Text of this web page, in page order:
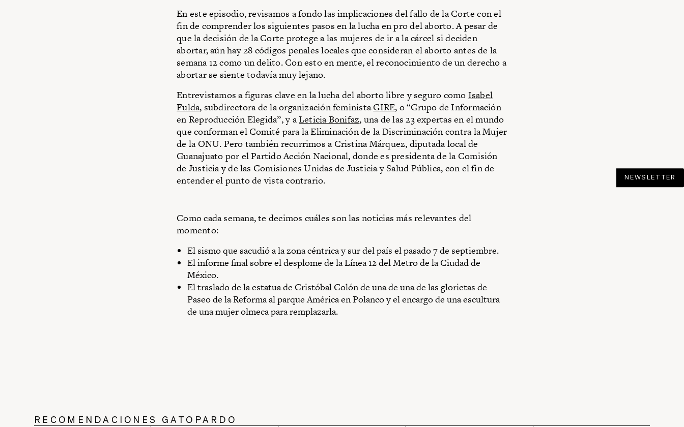
En este episodio, revisamos a fondo las implicaciones del fallo de la Corte con el
fin de comprender los siguientes pasos en la lucha en pro del aborto. A pesar de
que la decisión de la Corte protege a las mujeres de ir a la cárcel si deciden
abortar, aún hay 28 códigos penales locales que consideran el aborto antes de la
semana 12 como un delito. Con esto en mente, el reconocimiento de un derecho a
abortar se siente todavía muy lejano.
Entrevistamos a figuras clave en la lucha del aborto libre y seguro como Isabel
Fulda, subdirectora de la organización feministaGIRE, o “Grupo de Información
en Reproducción Elegida”, y aLeticia Bonifaz, una de las 23 expertas en el mundo
que conforman el Comité para la Eliminación de la Discriminación contra la Mujer
de la ONU. Pero también recurrimos a Cristina Márquez, diputada local de
Guanajuato por el Partido Acción Nacional, donde es presidenta de la Comisión
de Justicia y de las Comisiones Unidas de Justicia y Salud Pública, con el fin de
entender el punto de vista contrario.
Como cada semana, te decimos cuáles son las noticias más relevantes del
momento:
El sismo que sacudió a la zona céntrica y sur del país el pasado 7 de septiembre.
El informe final sobre el desplome de la Línea 12 del Metro de la Ciudad de
México.
El traslado de la estatua de Cristóbal Colón de una de una de las glorietas de
Paseo de la Reforma al parque América en Polanco y el encargo de una escultura
de una mujer olmeca para remplazarla.
NEWSLETTER
RECOMENDACIONES GATOPARDO